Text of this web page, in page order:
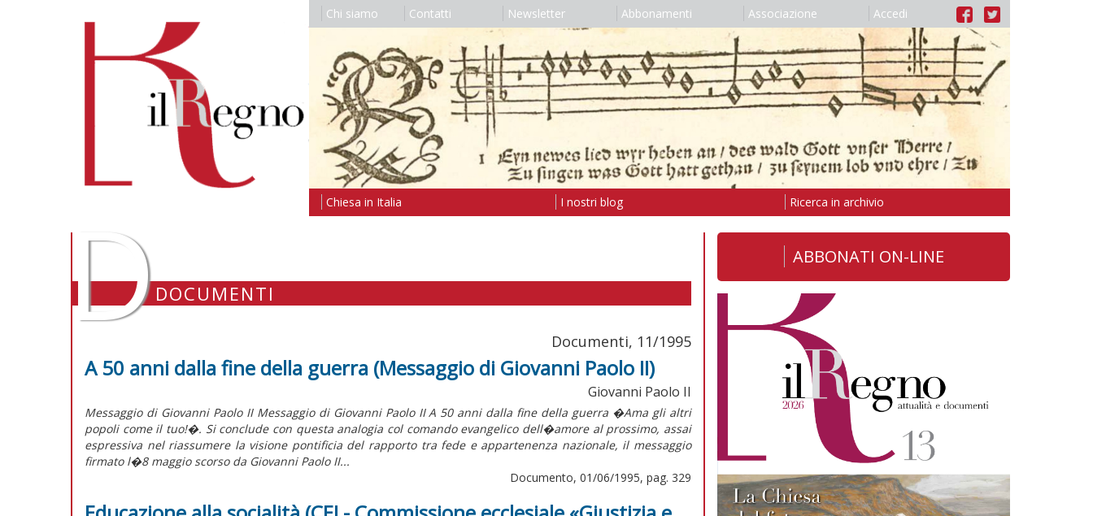
Chi siamo Contatti Newsletter Abbonamenti Associazione Accedi
Chiesa in Italia I nostri blog Ricerca in archivio
DDOCUMENTI
Documenti, 11/1995
A 50 anni dalla fine della guerra (Messaggio di Giovanni Paolo II)
Giovanni Paolo II
Messaggio di Giovanni Paolo II Messaggio di Giovanni Paolo II A 50 anni dalla fine della guerra �Ama gli altri
popoli come il tuo!�. Si conclude con questa analogia col comando evangelico dell�amore al prossimo, assai
espressiva nel riassumere la visione pontificia del rapporto tra fede e appartenenza nazionale, il messaggio
firmato l�8 maggio scorso da Giovanni Paolo II...
Documento, 01/06/1995, pag. 329
ABBONATI ON-LINE